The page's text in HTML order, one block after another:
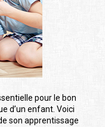
pour le bon
d’un enfant. Voici
son apprentissage